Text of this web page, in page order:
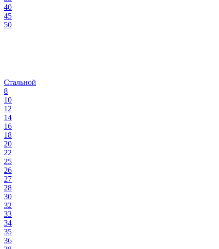
40
45
50
Стальной
8
10
12
14
16
18
20
22
25
26
27
28
30
32
33
34
35
36